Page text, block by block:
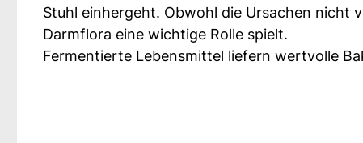
Stuhl einhergeht. Obwohl die Ursachen nicht
Darmflora eine wichtige Rolle spielt.
Fermentierte Lebensmittel liefern wertvolle